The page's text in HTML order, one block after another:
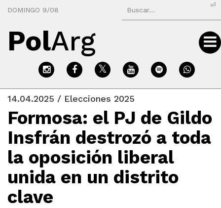
DOMINGO 9/08
⏎
PolArg
14.04.2025 / Elecciones 2025
Formosa: el PJ de Gildo
Insfrán destrozó a toda
la oposición liberal
unida en un distrito
clave